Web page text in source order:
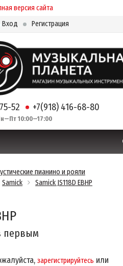
версия сайта
Вход
Регистрация
52 +7(918) 416-68-80
10:00—17:00
пианино и рояли
Samick
Samick JS118D EBHP
первым
зарегистрируйтесь или